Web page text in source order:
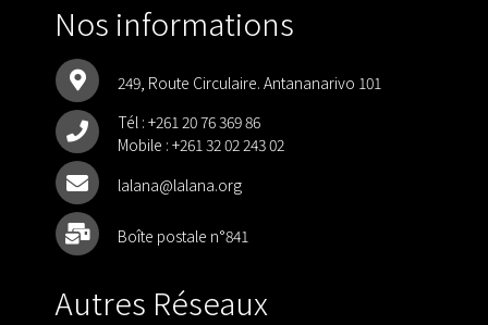
Nos informations
249, Route Circulaire. Antananarivo 101
Tél : +261 20 76 369 86
Mobile : +261 32 02 243 02
lalana@lalana.org
Boîte postale n°841
Autres Réseaux